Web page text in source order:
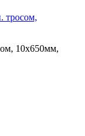
тросом,
10х650мм,